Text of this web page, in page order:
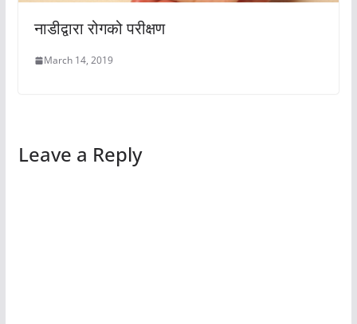
नाडीद्वारा रोगको परीक्षण
March 14, 2019
Leave a Reply